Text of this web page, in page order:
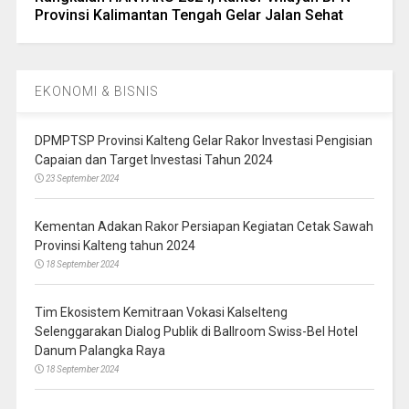
Provinsi Kalimantan Tengah Gelar Jalan Sehat
EKONOMI & BISNIS
DPMPTSP Provinsi Kalteng Gelar Rakor Investasi Pengisian
Capaian dan Target Investasi Tahun 2024
23 September 2024
Kementan Adakan Rakor Persiapan Kegiatan Cetak Sawah
Provinsi Kalteng tahun 2024
18 September 2024
Tim Ekosistem Kemitraan Vokasi Kalselteng
Selenggarakan Dialog Publik di Ballroom Swiss-Bel Hotel
Danum Palangka Raya
18 September 2024